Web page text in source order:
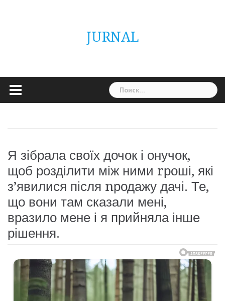
JURNAL
Найти:
Я зібрала своїх дочок і онучок,
щоб розділити між ними rроші, які
з’явилися після nродажу дачі. Те,
що вони там сказали мені,
вразило мене і я прийняла інше
рішення.